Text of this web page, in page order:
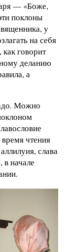
— «Боже,
поклоны
у
на себя
говорит
деланию
а
Можно
чтения
слава
начале